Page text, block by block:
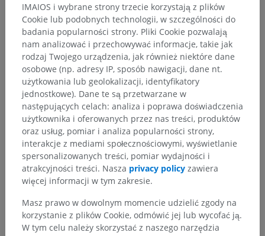
Hierarchia anatomiczna
Anatomia człowieka 2
Ciało ludzkie> Układy integrujące
Układ nerwowy> Centralny system nerwowy>
Mózg> Pień mózgu> Śródmózgowie>
Konar mózgu> Nakrywka śródmózgowia>
IMAIOS i wybrane strony trzecie korzystają z plików
Cookie lub podobnych technologii, w szczególności do
badania popularności strony. Pliki Cookie pozwalają
nam analizować i przechowywać informacje, takie jak
rodzaj Twojego urządzenia, jak również niektóre dane
osobowe (np. adresy IP, sposób nawigacji, dane nt.
użytkowania lub geolokalizacji, identyfikatory
jednostkowe). Dane te są przetwarzane w
następujących celach: analiza i poprawa doświadczenia
użytkownika i oferowanych przez nas treści, produktów
oraz usług, pomiar i analiza popularności strony,
interakcje z mediami społecznościowymi, wyświetlanie
spersonalizowanych treści, pomiar wydajności i
atrakcyjności treści. Nasza privacy policy zawiera
więcej informacji w tym zakresie.
Masz prawo w dowolnym momencie udzielić zgody na
korzystanie z plików Cookie, odmówić jej lub wycofać ją.
W tym celu należy skorzystać z naszego narzędzia